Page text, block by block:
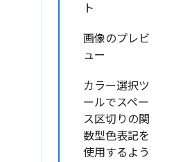
ト
画像のプレビ
ュー
カラー選択ツ
ールでスペー
ス区切りの関
数型色表記を
使用するよう